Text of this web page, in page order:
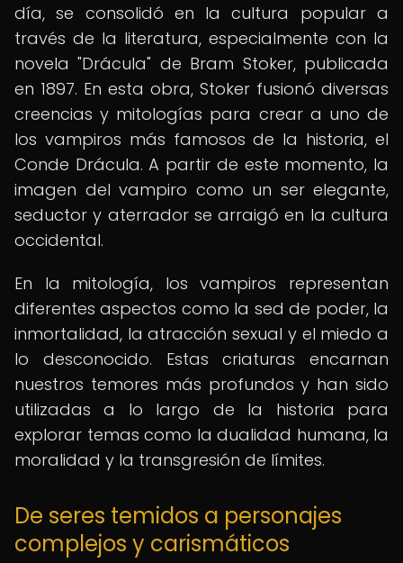
día, se consolidó en la cultura popular a
través de la literatura, especialmente con la
novela "Drácula" de Bram Stoker, publicada
en 1897. En esta obra, Stoker fusionó diversas
creencias y mitologías para crear a uno de
los vampiros más famosos de la historia, el
Conde Drácula. A partir de este momento, la
imagen del vampiro como un ser elegante,
seductor y aterrador se arraigó en la cultura
occidental.
En la mitología, los vampiros representan
diferentes aspectos como la sed de poder, la
inmortalidad, la atracción sexual y el miedo a
lo desconocido. Estas criaturas encarnan
nuestros temores más profundos y han sido
utilizadas a lo largo de la historia para
explorar temas como la dualidad humana, la
moralidad y la transgresión de límites.
De seres temidos a personajes
complejos y carismáticos